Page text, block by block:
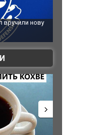
Ярославський НПЗ:
заявив про наймасштабнішу